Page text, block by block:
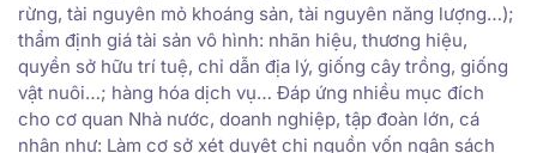
rừng, tài nguyên mỏ khoáng sản, tài nguyên năng lượng…);
thẩm định giá tài sản vô hình: nhãn hiệu, thương hiệu,
quyền sở hữu trí tuệ, chỉ dẫn địa lý, giống cây trồng, giống
vật nuôi…; hàng hóa dịch vụ… Đáp ứng nhiều mục đích
cho cơ quan Nhà nước, doanh nghiệp, tập đoàn lớn, cá
nhân như: Làm cơ sở xét duyệt chi nguồn vốn ngân sách